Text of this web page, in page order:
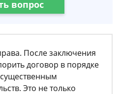
вопрос
После заключения
договор в порядке
существенным
Это не только